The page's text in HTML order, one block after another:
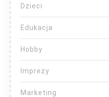
Dzieci
Edukacja
Hobby
Imprezy
Marketing